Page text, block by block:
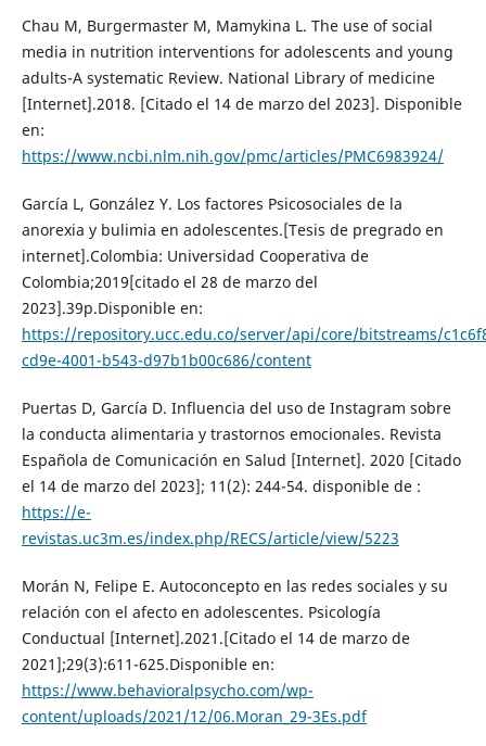
Chau M, Burgermaster M, Mamykina L. The use of social
media in nutrition interventions for adolescents and young
adults-A systematic Review. National Library of medicine
[Internet].2018. [Citado el 14 de marzo del 2023]. Disponible
en:
https://www.ncbi.nlm.nih.gov/pmc/articles/PMC6983924/
García L, González Y. Los factores Psicosociales de la
anorexia y bulimia en adolescentes.[Tesis de pregrado en
internet].Colombia: Universidad Cooperativa de
Colombia;2019[citado el 28 de marzo del
2023].39p.Disponible en:
https://repository.ucc.edu.co/server/api/core/bitstreams/
cd9e-4001-b543-d97b1b00c686/content
Puertas D, García D. Influencia del uso de Instagram sobre
la conducta alimentaria y trastornos emocionales. Revista
Española de Comunicación en Salud [Internet]. 2020 [Citado
el 14 de marzo del 2023]; 11(2): 244-54. disponible de :
https://e-
revistas.uc3m.es/index.php/RECS/article/view/5223
Morán N, Felipe E. Autoconcepto en las redes sociales y su
relación con el afecto en adolescentes. Psicología
Conductual [Internet].2021.[Citado el 14 de marzo de
2021];29(3):611-625.Disponible en:
https://www.behavioralpsycho.com/wp-
content/uploads/2021/12/06.Moran_29-3Es.pdf